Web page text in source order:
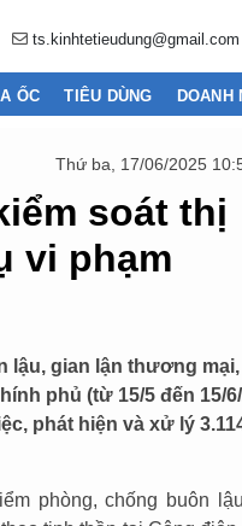
ts.kinhtetieudung@gmail.com
ỐC TIÊU DÙNG DOANH
Thứ ba, 17/06/2025
soát thị
vi phạm
lậu, gian lận thương
phủ (từ 15/5 đến 15/
phát hiện và xử lý
phòng, chống buôn